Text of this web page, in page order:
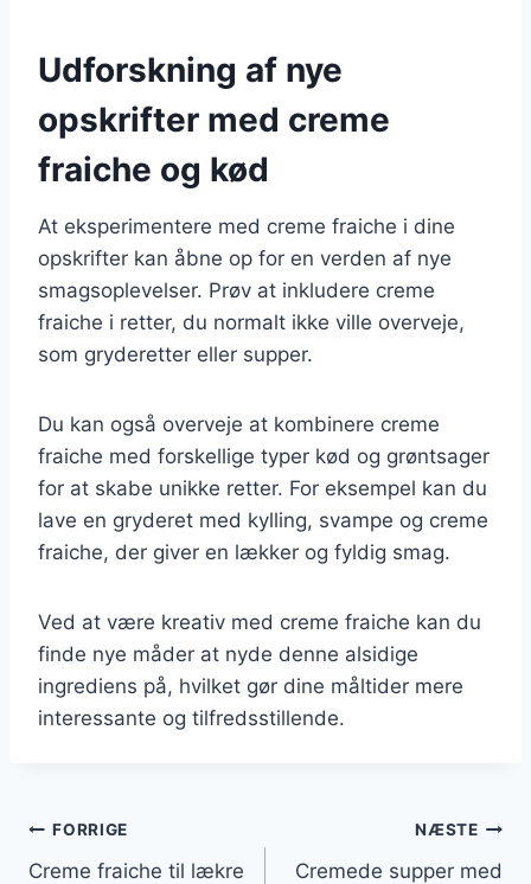
Udforskning af nye
opskrifter med creme
fraiche og kød
At eksperimentere med creme fraiche i dine
opskrifter kan åbne op for en verden af nye
smagsoplevelser. Prøv at inkludere creme
fraiche i retter, du normalt ikke ville overveje,
som gryderetter eller supper.
Du kan også overveje at kombinere creme
fraiche med forskellige typer kød og grøntsager
for at skabe unikke retter. For eksempel kan du
lave en gryderet med kylling, svampe og creme
fraiche, der giver en lækker og fyldig smag.
Ved at være kreativ med creme fraiche kan du
finde nye måder at nyde denne alsidige
ingrediens på, hvilket gør dine måltider mere
interessante og tilfredsstillende.
Indlægsnavigation
FORRIGE
Creme fraiche til lækre
NÆSTE
Cremede supper med